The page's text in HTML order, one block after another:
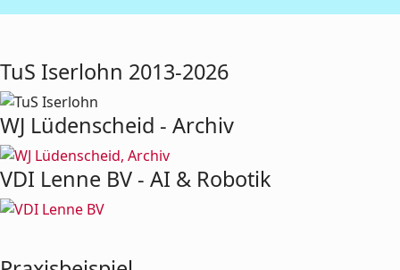
TuS Iserlohn 2013-2026
WJ Lüdenscheid - Archiv
VDI Lenne BV - AI & Robotik